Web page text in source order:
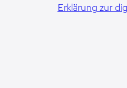
Erklärung zur